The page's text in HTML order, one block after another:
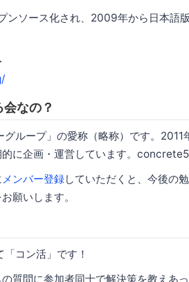
ソース化され、2009年から日本語
会なの？
グループ」の愛称（略称）です。
に企画・運営しています。concrete5
メンバー登録していただくと、今後の
願いします。
コン活」です！
質問に参加者同士で解決策を教えあ